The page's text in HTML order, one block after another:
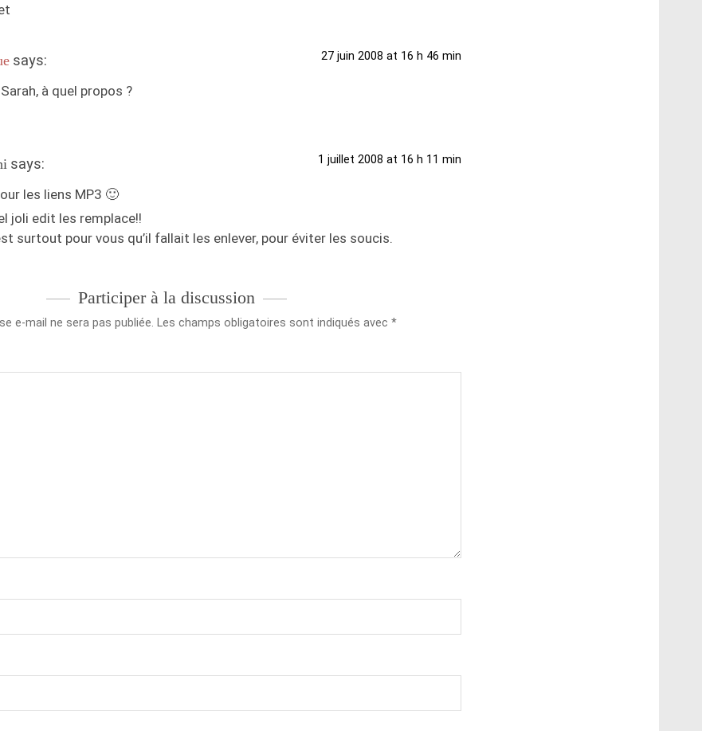
says: 27 juin 2008 at 16 h 46 min
à quel propos ?
says: 1 juillet 2008 at 16 h 11 min
les liens MP3 🙂
joli edit les remplace!!
surtout pour vous qu’il fallait les enlever, pour éviter les soucis.
Participer à la discussion
e-mail ne sera pas publiée. Les champs obligatoires sont indiqués avec *